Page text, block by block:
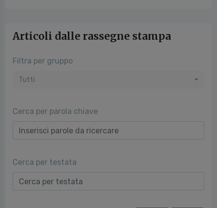
Articoli dalle rassegne stampa
Filtra per gruppo
Tutti
Cerca per parola chiave
Cerca per testata